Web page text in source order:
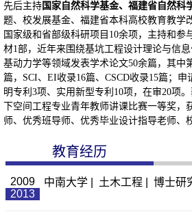
先后主持国家自然科学基金、福建省自然科
题、校发展基金、福建省本科高校教育教学
国家级和省部级科研项目 10余项，主持和参
材1部，近年来围绕基坑工程设计理论与信
基动力学等领域发表学术论文50余篇，其中
篇， SCI、 EI收录16篇、 CSCD收录15篇；申
明专利 3项、实用新型专利 10项，在审20项
下空间工程专业青年教师讲课比赛一等奖，
师、优秀班导师、优秀毕业设计指导老师、
教育经历
2009
2013
中南大学 | 土木工程 | 博士研